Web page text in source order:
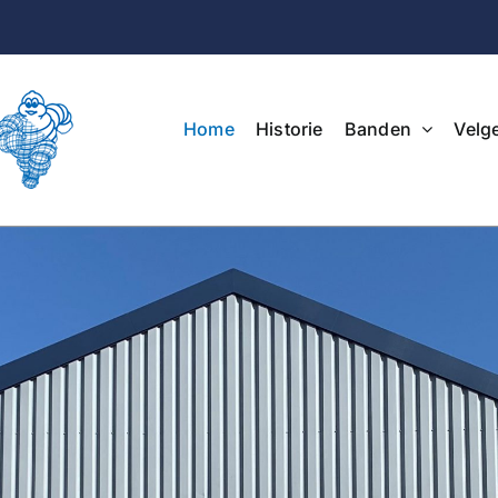
Home Historie Banden